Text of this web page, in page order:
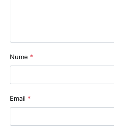
Nume *
Email *